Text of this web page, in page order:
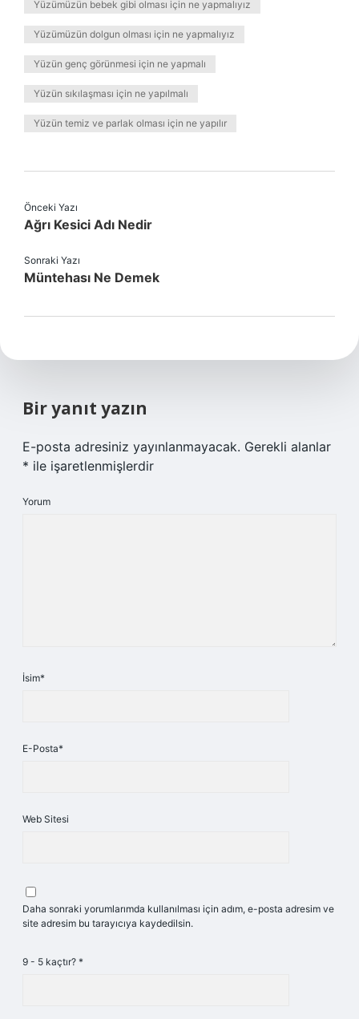
Yüzümüzün bebek gibi olması için ne yapmalıyız
Yüzümüzün dolgun olması için ne yapmalıyız
Yüzün genç görünmesi için ne yapmalı
Yüzün sıkılaşması için ne yapılmalı
Yüzün temiz ve parlak olması için ne yapılır
Önceki Yazı
Ağrı Kesici Adı Nedir
Sonraki Yazı
Müntehası Ne Demek
Bir yanıt yazın
E-posta adresiniz yayınlanmayacak. Gerekli alanlar
* ile işaretlenmişlerdir
Yorum
İsim*
E-Posta*
Web Sitesi
Daha sonraki yorumlarımda kullanılması için adım, e-posta adresim ve
site adresim bu tarayıcıya kaydedilsin.
9 - 5 kaçtır? *